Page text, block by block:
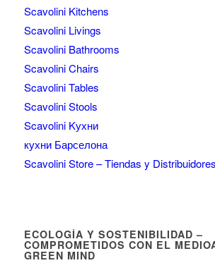
Scavolini Kitchens
Scavolini Livings
Scavolini Bathrooms
Scavolini Chairs
Scavolini Tables
Scavolini Stools
Scavolini Kухни
кухни Барселона
Scavolini Store – Tiendas y
ECOLOGÍA Y SOSTENIBILIDAD –
COMPROMETIDOS CON EL
GREEN MIND